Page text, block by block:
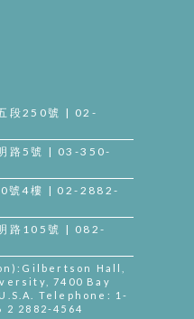
段250號 | 02-
路5號 | 03-350-
號4樓 | 02-2882-
路105號 | 082-
Hall,
7400 Bay
Telephone: 1-
2 2882-4564